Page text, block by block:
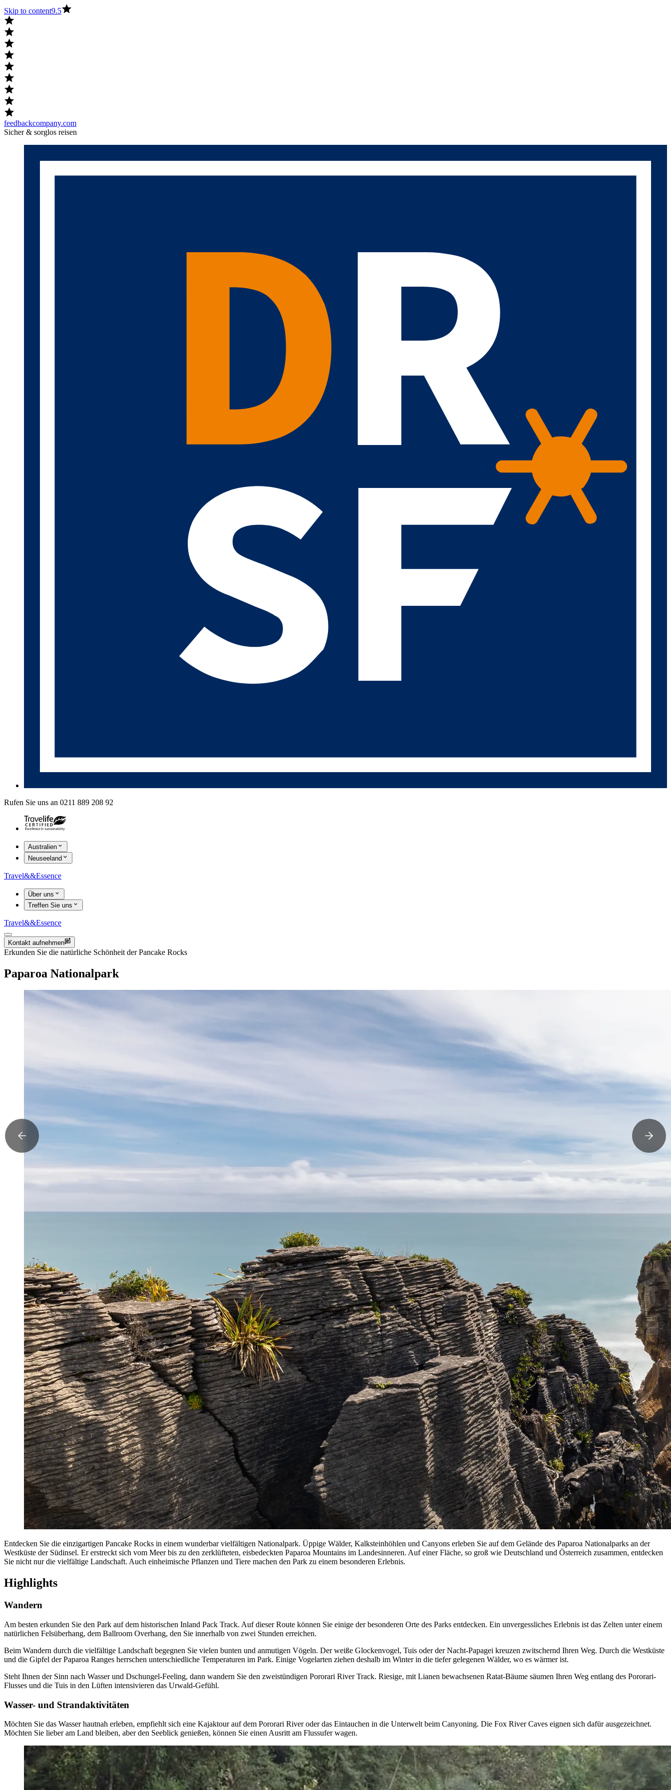
Skip to content9.5
feedbackcompany.com
Sicher & sorglos reisen
Rufen Sie uns an 0211 889 208 92
Australien
Neuseeland
Travel&&Essence
Über uns
Treffen Sie uns
Travel&&Essence
Kontakt aufnehmen
Erkunden Sie die natürliche Schönheit der Pancake Rocks
Paparoa Nationalpark
Entdecken Sie die einzigartigen Pancake Rocks in einem wunderbar vielfältigen Nationalpark. Üppige Wälder, Kalksteinhöhlen und Canyons erleben Sie auf dem Gelände des Paparoa Nationalparks an der
Westküste der Südinsel. Er erstreckt sich vom Meer bis zu den zerklüfteten, eisbedeckten Paparoa Mountains im Landesinneren. Auf einer Fläche, so groß wie Deutschland und Österreich zusammen, entdecken
Sie nicht nur die vielfältige Landschaft. Auch einheimische Pflanzen und Tiere machen den Park zu einem besonderen Erlebnis.
Highlights
Wandern
Am besten erkunden Sie den Park auf dem historischen Inland Pack Track. Auf dieser Route können Sie einige der besonderen Orte des Parks entdecken. Ein unvergessliches Erlebnis ist das Zelten unter einem
natürlichen Felsüberhang, dem Ballroom Overhang, den Sie innerhalb von zwei Stunden erreichen.
Beim Wandern durch die vielfältige Landschaft begegnen Sie vielen bunten und anmutigen Vögeln. Der weiße Glockenvogel, Tuis oder der Nacht-Papagei kreuzen zwitschernd Ihren Weg. Durch die Westküste
und die Gipfel der Paparoa Ranges herrschen unterschiedliche Temperaturen im Park. Einige Vogelarten ziehen deshalb im Winter in die tiefer gelegenen Wälder, wo es wärmer ist.
Steht Ihnen der Sinn nach Wasser und Dschungel-Feeling, dann wandern Sie den zweistündigen Pororari River Track. Riesige, mit Lianen bewachsenen Ratat-Bäume säumen Ihren Weg entlang des Pororari-
Flusses und die Tuis in den Lüften intensivieren das Urwald-Gefühl.
Wasser- und Strandaktivitäten
Möchten Sie das Wasser hautnah erleben, empfiehlt sich eine Kajaktour auf dem Pororari River oder das Eintauchen in die Unterwelt beim Canyoning. Die Fox River Caves eignen sich dafür ausgezeichnet.
Möchten Sie lieber am Land bleiben, aber den Seeblick genießen, können Sie einen Ausritt am Flussufer wagen.